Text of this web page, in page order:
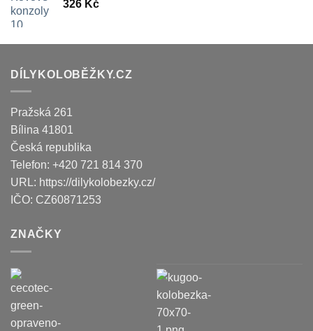
326 Kč
DÍLYKOLOBĚŽKY.CZ
Pražská 261
Bílina 41801
Česká republika
Telefon: +420 721 814 370
URL: https://dilykolobezky.cz/
IČO: CZ60871253
ZNAČKY